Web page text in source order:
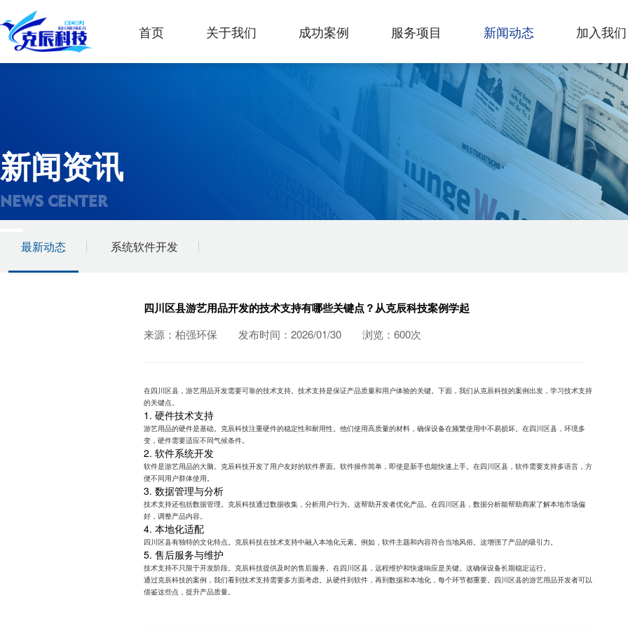
首页 关于我们 成功案例 服务项目 新闻动态 加入我们
新闻资讯
NEWS CENTER
最新动态 系统软件开发
四川区县游艺用品开发的技术支持有哪些关键点？从克辰科技案例学起
来源：柏强环保 发布时间：2026/01/30 浏览：600次
在四川区县，游艺用品开发需要可靠的技术支持。技术支持是保证产品质量和用户体验的关键。下面，我们从克辰科技的案例出发，学习技术支持
的关键点。
1. 硬件技术支持
游艺用品的硬件是基础。克辰科技注重硬件的稳定性和耐用性。他们使用高质量的材料，确保设备在频繁使用中不易损坏。在四川区县，环境多
变，硬件需要适应不同气候条件。
2. 软件系统开发
软件是游艺用品的大脑。克辰科技开发了用户友好的软件界面。软件操作简单，即使是新手也能快速上手。在四川区县，软件需要支持多语言，方
便不同用户群体使用。
3. 数据管理与分析
技术支持还包括数据管理。克辰科技通过数据收集，分析用户行为。这帮助开发者优化产品。在四川区县，数据分析能帮助商家了解本地市场偏
好，调整产品内容。
4. 本地化适配
四川区县有独特的文化特点。克辰科技在技术支持中融入本地化元素。例如，软件主题和内容符合当地风俗。这增强了产品的吸引力。
5. 售后服务与维护
技术支持不只限于开发阶段。克辰科技提供及时的售后服务。在四川区县，远程维护和快速响应是关键。这确保设备长期稳定运行。
通过克辰科技的案例，我们看到技术支持需要多方面考虑。从硬件到软件，再到数据和本地化，每个环节都重要。四川区县的游艺用品开发者可以
借鉴这些点，提升产品质量。